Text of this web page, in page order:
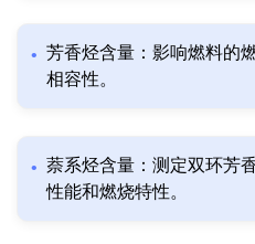
芳香烃含量：影响燃料的
相容性。
萘系烃含量：测定双环芳
性能和燃烧特性。